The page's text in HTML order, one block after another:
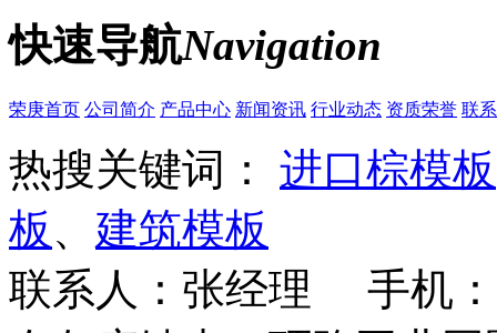
快速导航Navigation
荣庚首页 公司简介 产品中心 新闻资讯 行业动态 资质荣誉 联
热搜关键词： 进口棕模板
板 、 建筑模板
联系人：张经理 手机